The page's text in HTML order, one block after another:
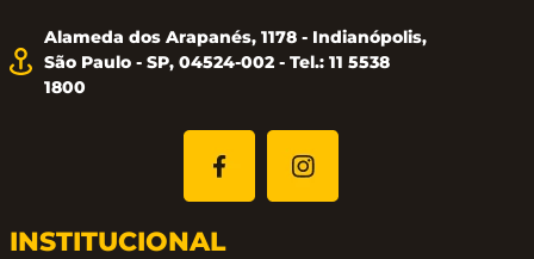
Alameda dos Arapanés, 1178 - Indianópolis,
São Paulo - SP, 04524-002 - Tel.: 11 5538
1800
INSTITUCIONAL